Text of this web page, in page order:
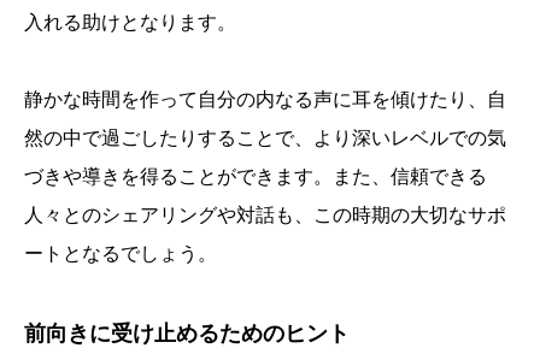
入れる助けとなります。
静かな時間を作って自分の内なる声に耳を傾けたり、自
然の中で過ごしたりすることで、より深いレベルでの気
づきや導きを得ることができます。また、信頼できる
人々とのシェアリングや対話も、この時期の大切なサポ
ートとなるでしょう。
前向きに受け止めるためのヒント